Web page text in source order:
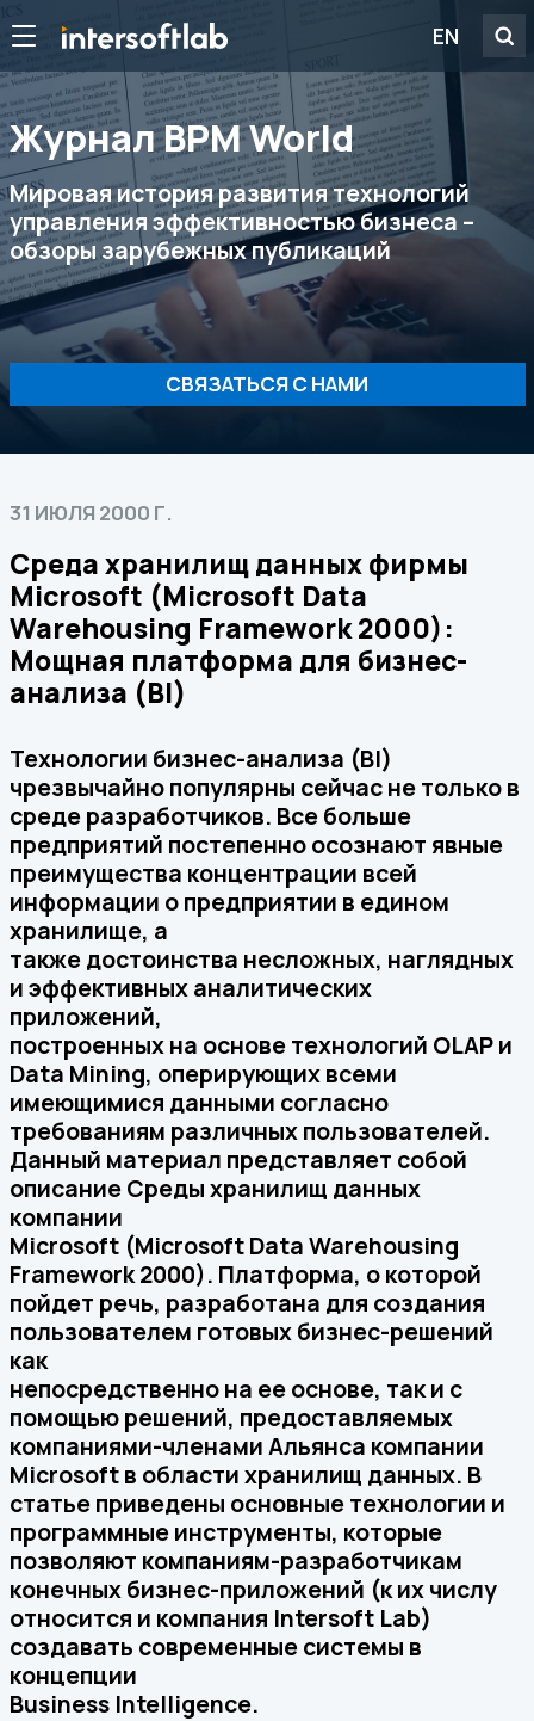
EN
Журнал ВРМ World
Мировая история развития технологий
управления эффективностью бизнеса –
обзоры зарубежных публикаций
СВЯЗАТЬСЯ С НАМИ
31 ИЮЛЯ 2000 Г.
Среда хранилищ данных фирмы
Microsoft (Microsoft Data
Warehousing Framework 2000):
Мощная платформа для бизнес-
анализа (BI)
Технологии бизнес-анализа (BI)
чрезвычайно популярны сейчас не только в
среде разработчиков. Все больше
предприятий постепенно осознают явные
преимущества концентрации всей
информации о предприятии в едином
хранилище, а
также достоинства несложных, наглядных
и эффективных аналитических
приложений,
построенных на основе технологий OLAP и
Data Mining, оперирующих всеми
имеющимися данными согласно
требованиям различных пользователей.
Данный материал представляет собой
описание Среды хранилищ данных
компании
Microsoft (Microsoft Data Warehousing
Framework 2000). Платформа, о которой
пойдет речь, разработана для создания
пользователем готовых бизнес-решений
как
непосредственно на ее основе, так и с
помощью решений, предоставляемых
компаниями-членами Альянса компании
Microsoft в области хранилищ данных. В
статье приведены основные технологии и
программные инструменты, которые
позволяют компаниям-разработчикам
конечных бизнес-приложений (к их числу
относится и компания Intersoft Lab)
создавать современные системы в
концепции
Business Intelligence.